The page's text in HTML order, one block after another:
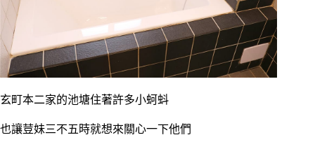
玄町本二家的池塘住著許多小蚵蚪
也讓荳妹三不五時就想來關心一下他們